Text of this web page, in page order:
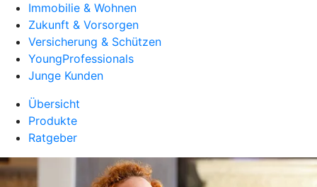
Immobilie & Wohnen
Zukunft & Vorsorgen
Versicherung & Schützen
YoungProfessionals
Junge Kunden
Übersicht
Produkte
Ratgeber